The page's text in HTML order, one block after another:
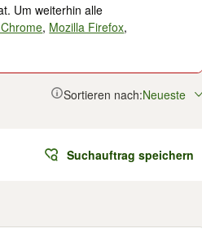
Um weiterhin alle
, Mozilla Firefox,
Sortieren nach:Neueste
Suchauftrag speichern